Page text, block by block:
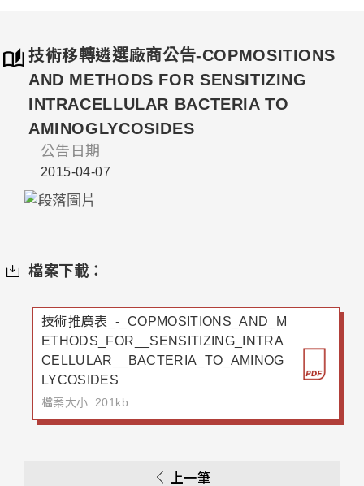
技術移轉遴選廠商公告-COPMOSITIONS
AND METHODS FOR SENSITIZING
INTRACELLULAR BACTERIA TO
AMINOGLYCOSIDES
公告日期
2015-04-07
檔案下載：
技術推廣表_-_COPMOSITIONS_AND_M
ETHODS_FOR__SENSITIZING_INTRA
CELLULAR__BACTERIA_TO_AMINOG
LYCOSIDES
檔案大小: 201kb
上一筆